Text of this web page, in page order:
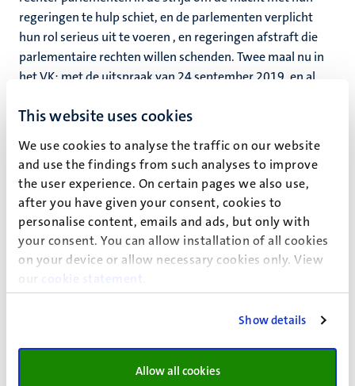
This website uses cookies
We use cookies to analyse the traffic on our website
and use the findings from such analyses to improve
the user experience. On certain pages we also use,
after you have given your consent, cookies to
personalise content, emails and ads, but only with
your consent. You can allow installation of all cookies
on your device or allow necessary cookies only. View
our
cookie statement
Show details
Allow all cookies
regeringen te hulp schiet, en de parlementen verplicht
hun rol serieus uit te voeren , en regeringen afstraft die
parlementaire rechten willen schenden. Twee maal nu in
het VK; met de uitspraak van 24 september 2019, en al
Brexit niet buiten het parlement om kon worden geregeld
Moeder der parlementen
In een eerdere blog schreef ik dat het Britse parlement
haar voorbeeld functie als moeder van alle parlementen
schaadde door niet in staat te zijn om een Brexit koers te
bepalen. Met eigen inspanningen nu, en twee maal dankzij
de rechter, zit het parlement weer in het zadel. En zo hoort
het ook in een parlementair stelsel, vooral met de doctrine
Hoe nu weer verder? Wie zal het zeggen.
Wanneer gaat het parlement zijn werk weer aanvatten?